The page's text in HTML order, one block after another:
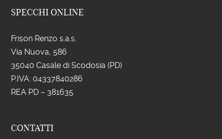
SPECCHI ONLINE
Frison Renzo s.a.s.
Via Nuova, 586
35040 Casale di Scodosia (PD)
P.IVA: 04337840286
REA PD – 381635
CONTATTI